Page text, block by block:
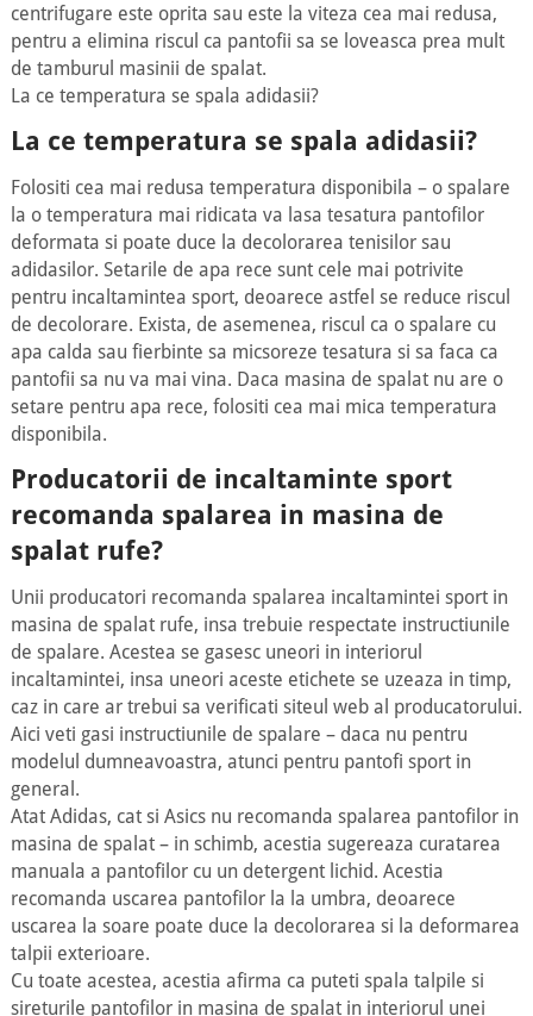
centrifugare este oprita sau este la viteza cea mai redusa,
pentru a elimina riscul ca pantofii sa se loveasca prea mult
de tamburul masinii de spalat.
La ce temperatura se spala adidasii?
La ce temperatura se spala adidasii?
Folositi cea mai redusa temperatura disponibila – o spalare
la o temperatura mai ridicata va lasa tesatura pantofilor
deformata si poate duce la decolorarea tenisilor sau
adidasilor. Setarile de apa rece sunt cele mai potrivite
pentru incaltamintea sport, deoarece astfel se reduce riscul
de decolorare. Exista, de asemenea, riscul ca o spalare cu
apa calda sau fierbinte sa micsoreze tesatura si sa faca ca
pantofii sa nu va mai vina. Daca masina de spalat nu are o
setare pentru apa rece, folositi cea mai mica temperatura
disponibila.
Producatorii de incaltaminte sport
recomanda spalarea in masina de
spalat rufe?
Unii producatori recomanda spalarea incaltamintei sport in
masina de spalat rufe, insa trebuie respectate instructiunile
de spalare. Acestea se gasesc uneori in interiorul
incaltamintei, insa uneori aceste etichete se uzeaza in timp,
caz in care ar trebui sa verificati siteul web al producatorului.
Aici veti gasi instructiunile de spalare – daca nu pentru
modelul dumneavoastra, atunci pentru pantofi sport in
general.
Atat Adidas, cat si Asics nu recomanda spalarea pantofilor in
masina de spalat – in schimb, acestia sugereaza curatarea
manuala a pantofilor cu un detergent lichid. Acestia
recomanda uscarea pantofilor la la umbra, deoarece
uscarea la soare poate duce la decolorarea si la deformarea
talpii exterioare.
Cu toate acestea, acestia afirma ca puteti spala talpile si
sireturile pantofilor in masina de spalat in interiorul unei